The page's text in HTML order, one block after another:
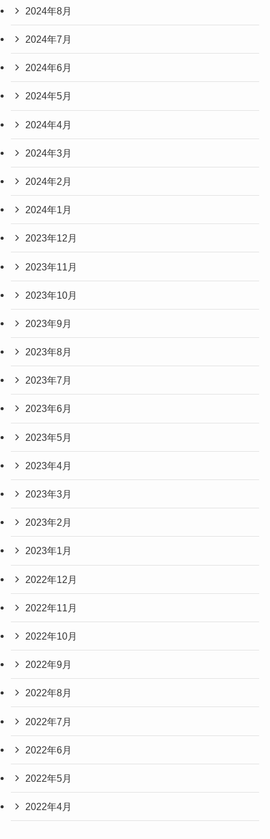
2024年8月
2024年7月
2024年6月
2024年5月
2024年4月
2024年3月
2024年2月
2024年1月
2023年12月
2023年11月
2023年10月
2023年9月
2023年8月
2023年7月
2023年6月
2023年5月
2023年4月
2023年3月
2023年2月
2023年1月
2022年12月
2022年11月
2022年10月
2022年9月
2022年8月
2022年7月
2022年6月
2022年5月
2022年4月